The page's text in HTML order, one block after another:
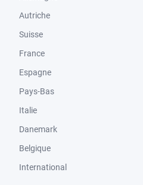
Autriche
Suisse
France
Espagne
Pays-Bas
Italie
Danemark
Belgique
International